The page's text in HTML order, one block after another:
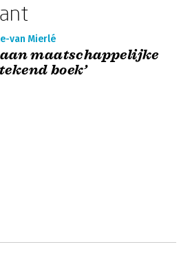
van Mierlé
maatschappelijke
boek’